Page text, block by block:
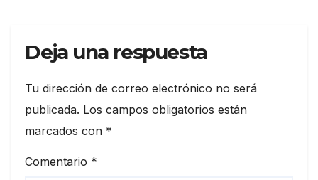
Deja una respuesta
Tu dirección de correo electrónico no será
publicada. Los campos obligatorios están
marcados con *
Comentario *